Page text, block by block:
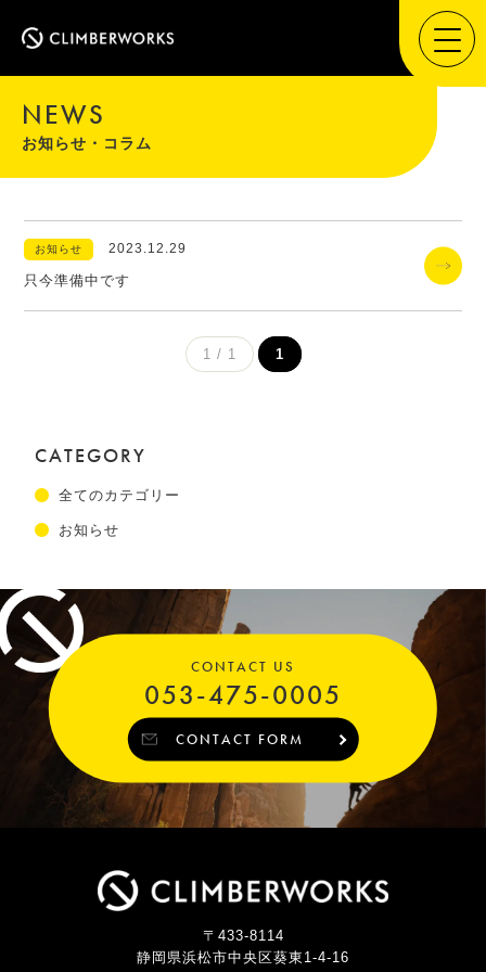
NEWS
お知らせ・コラム
お知らせ 2023.12.29
只今準備中です
1 / 1 1
CATEGORY
全てのカテゴリー
お知らせ
CONTACT US
053-475-0005
CONTACT FORM
〒433-8114
静岡県浜松市中央区葵東1-4-16